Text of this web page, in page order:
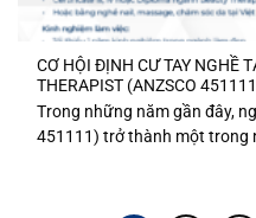
CƠ HỘI ĐỊNH CƯ TAY NGHỀ
THERAPIST (ANZSCO
Trong những năm gần đây,
451111) trở thành một trong